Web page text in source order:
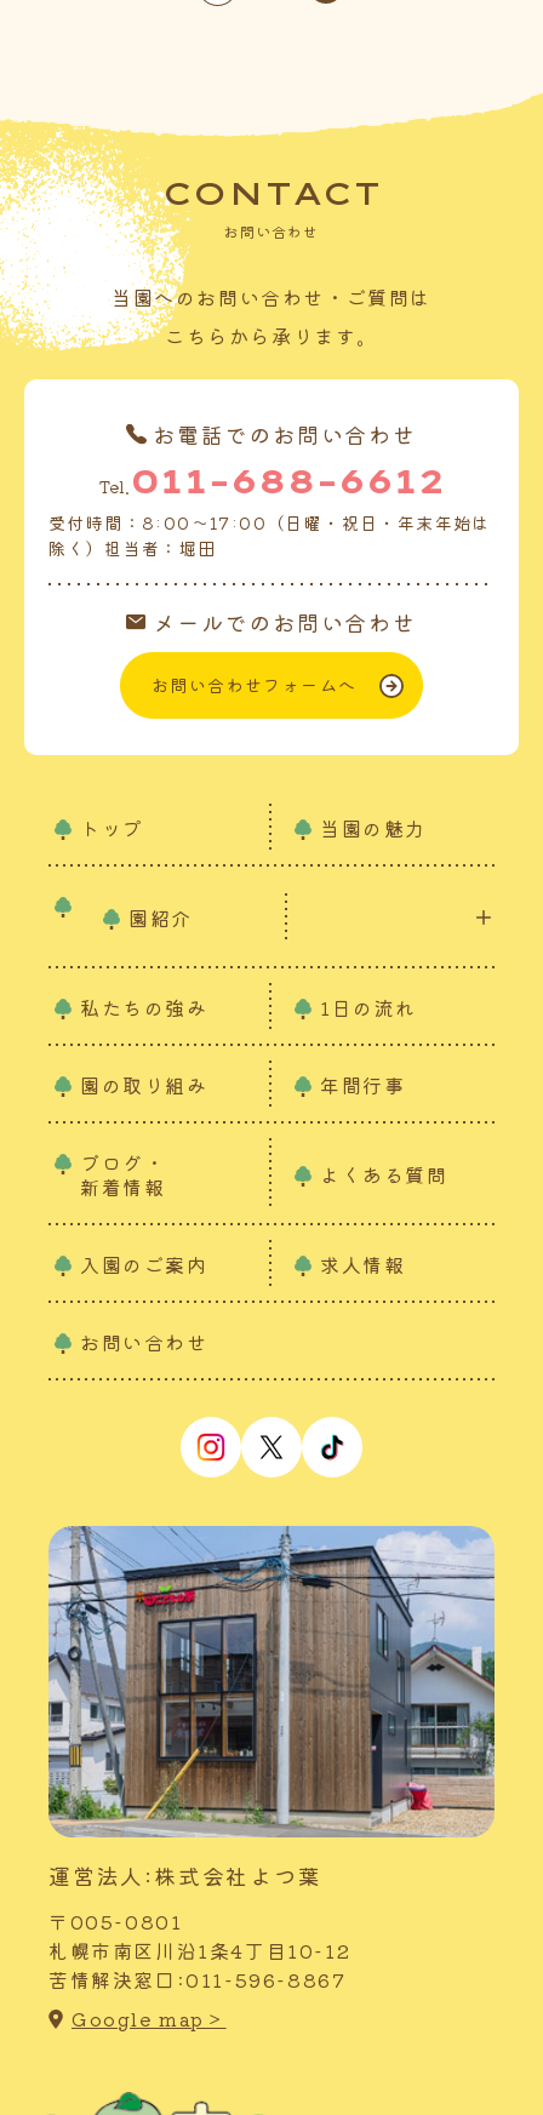
CONTACT
お問い合わせ
当園へのお問い合わせ・ご質問は
こちらから承ります。
お電話でのお問い合わせ
Tel. 011-688-6612
受付時間：8:00～17:00（日曜・祝日・年末年始は
除く）担当者：堀田
メールでのお問い合わせ
お問い合わせフォームへ
トップ 当園の魅力
園紹介
私たちの強み 1日の流れ
園の取り組み 年間行事
ブログ・
新着情報
よくある質問
入園のご案内 求人情報
お問い合わせ
運営法人:株式会社よつ葉
〒005-0801
札幌市南区川沿1条4丁目10-12
苦情解決窓口:011-596-8867
Google map＞